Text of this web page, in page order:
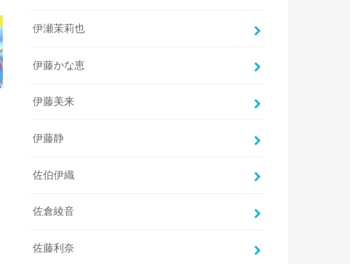
伊瀬茉莉也
伊藤かな恵
伊藤美来
伊藤静
佐伯伊織
佐倉綾音
佐藤利奈